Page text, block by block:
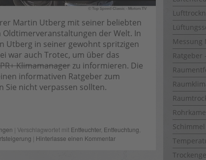
Martin Utberg mit seiner beliebten
Oldtimerveranstaltungen der Welt. In
Utberg in seiner gewohnt spritzigen
war auch Trotec, um über das
Klimamanager zu informieren. Die
informativen Ratgeber zum
Sie nicht verpassen sollten.
| Verschlagwortet mit Entfeuchter, Entfeuchtung
| Hinterlasse einen Kommentar
Messung
Ratgeber